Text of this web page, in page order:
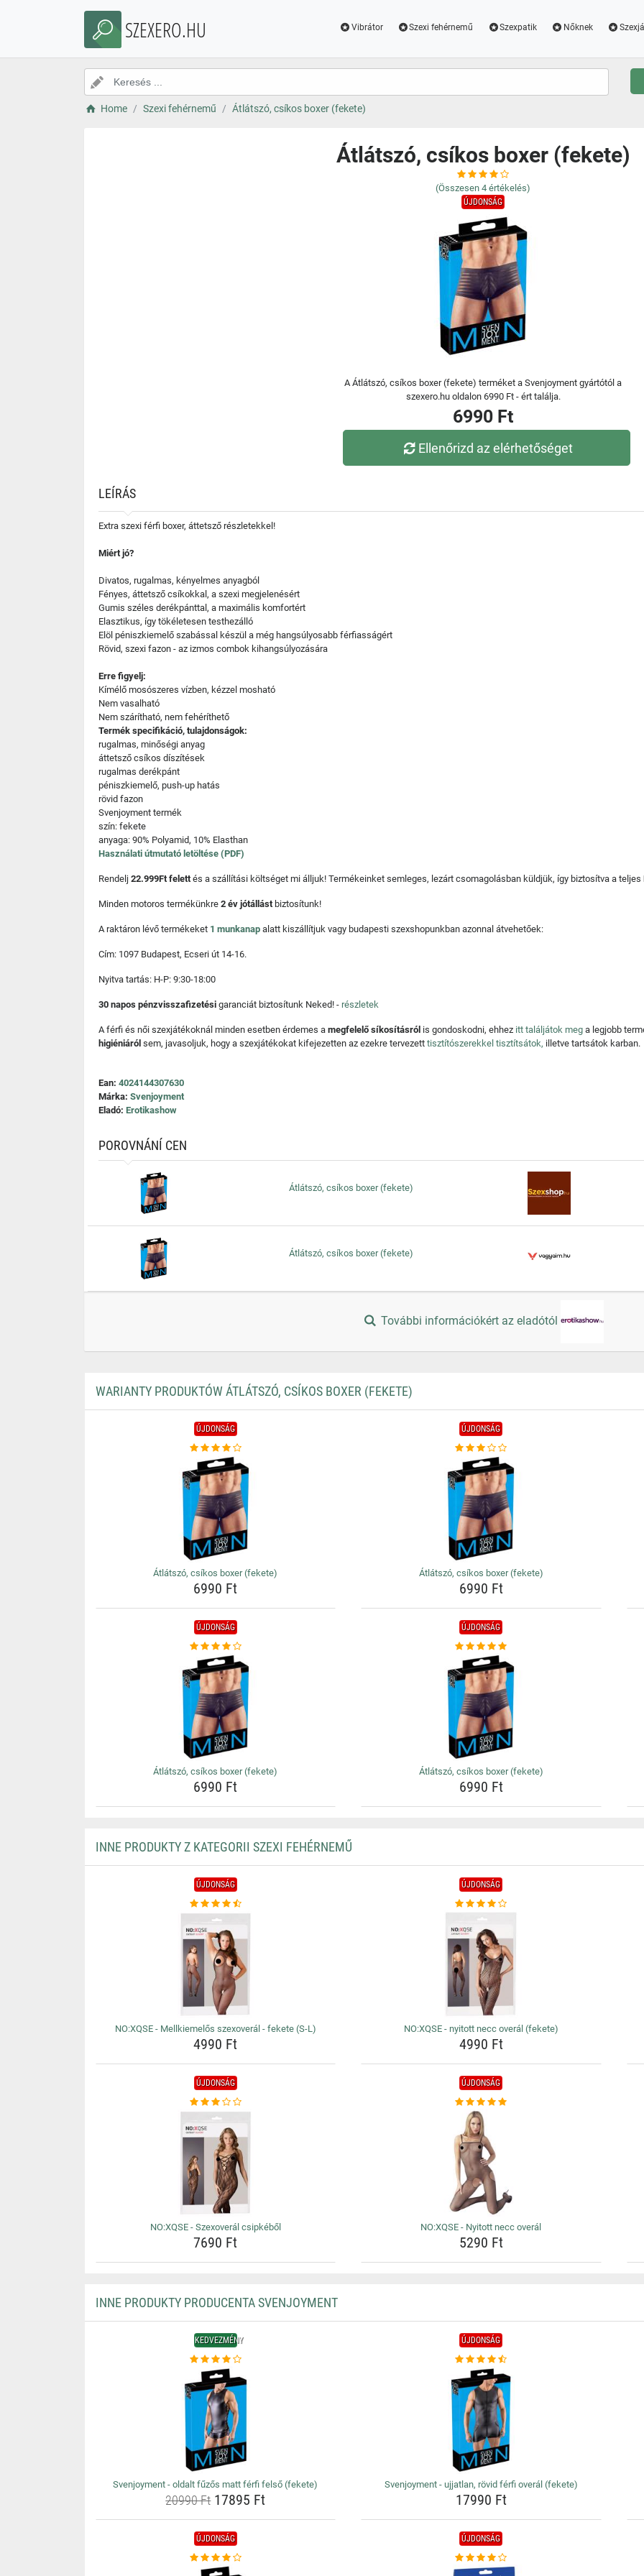
SZEXERO.HU Vibrátor Szexi fehérnemű Szexpatik Nőknek
Home Szexi fehérnemű Átlátszó, csíkos boxer (fekete)
Átlátszó, csíkos boxer (fekete)
(Összesen 4 értékelés)
ÚJDONSÁG
A Átlátszó, csíkos boxer (fekete) terméket a Svenjoyment gyártótól a
szexero.hu oldalon 6990 Ft - ért találja.
6990 Ft
Ellenőrizd az elérhetőséget
LEÍRÁS
Extra szexi férfi boxer, áttetsző részletekkel!
Miért jó?
Divatos, rugalmas, kényelmes anyagból
Fényes, áttetsző csíkokkal, a szexi megjelenésért
Gumis széles derékpánttal, a maximális komfortért
Elasztikus, így tökéletesen testhezálló
Elöl péniszkiemelő szabással készül a még hangsúlyosabb férfiasságért
Rövid, szexi fazon - az izmos combok kihangsúlyozására
Erre figyelj:
Kímélő mosószeres vízben, kézzel mosható
Nem vasalható
Nem szárítható, nem fehéríthető
Termék specifikáció, tulajdonságok:
rugalmas, minőségi anyag
áttetsző csíkos díszítések
rugalmas derékpánt
péniszkiemelő, push-up hatás
rövid fazon
Svenjoyment termék
szín: fekete
anyaga: 90% Polyamid, 10% Elasthan
Használati útmutató letöltése (PDF)
Rendelj 22.999Ft felettés a szállítási költséget mi álljuk! Termékeinket semleges, lezárt csomagolásban küldjük, így biztosítva a teljes
Minden motoros termékünkre 2 év jótállást biztosítunk!
A raktáron lévő termékeket 1 munkanap alatt kiszállítjuk vagy budapesti szexshopunkban azonnal átvehetőek:
Cím: 1097 Budapest, Ecseri út 14-16.
Nyitva tartás: H-P: 9:30-18:00
30 napos pénzvisszafizetési garanciát biztosítunk Neked! - részletek
A férfi és női szexjátékoknál minden esetben érdemes a megfelelő síkosításról is gondoskodni, ehhez itt találjátok meg a legjobb
higiéniáról sem, javasoljuk, hogy a szexjátékokat kifejezetten az ezekre tervezett tisztítószerekkel tisztítsátok, illetve tartsátok karban.
Ean: 4024144307630
Márka: Svenjoyment
Eladó: Erotikashow
POROVNÁNÍ CEN
Átlátszó, csíkos boxer (fekete)
Átlátszó, csíkos boxer (fekete)
További információkért az eladótól
WARIANTY PRODUKTÓW ÁTLÁTSZÓ, CSÍKOS BOXER (FEKETE)
ÚJDONSÁG
Átlátszó, csíkos boxer (fekete)
6990 Ft
ÚJDONSÁG
Átlátszó, csíkos boxer (fekete)
6990 Ft
ÚJDONSÁG
Átlátszó, csíkos boxer (fekete)
6990 Ft
ÚJDONSÁG
Átlátszó, csíkos boxer (fekete)
6990 Ft
INNE PRODUKTY Z KATEGORII SZEXI FEHÉRNEMŰ
ÚJDONSÁG
NO:XQSE - Mellkiemelős szexoverál - fekete (S-L)
4990 Ft
ÚJDONSÁG
NO:XQSE - nyitott necc overál (fekete)
4990 Ft
ÚJDONSÁG
NO:XQSE - Szexoverál csipkéből
7690 Ft
ÚJDONSÁG
NO:XQSE - Nyitott necc overál
5290 Ft
INNE PRODUKTY PRODUCENTA SVENJOYMENT
KEDVEZMÉNY
Svenjoyment - oldalt fűzős matt férfi felső (fekete)
20990 Ft17895 Ft
ÚJDONSÁG
Svenjoyment - ujjatlan, rövid férfi overál (fekete)
17990 Ft
ÚJDONSÁG ÚJDONSÁG